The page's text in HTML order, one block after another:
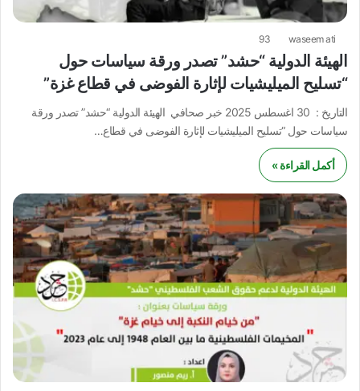
waseem ati
93
الهيئة الدولية “حشد” تصدر ورقة سياسات حول
“تسليح الميليشيات لإثارة الفوضى في قطاع غزة”
التاريخ : 30 اغسطس 2025 خبر صحافي الهيئة الدولية “حشد” تصدر ورقة
سياسات حول “تسليح الميليشيات لإثارة الفوضى في قطاع…
أكمل القراءة »